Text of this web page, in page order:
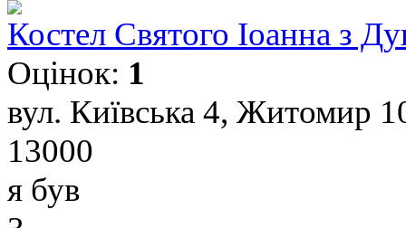
Костел Святого Іоанна з
Оцінок: 1
вул. Київська 4, Житомир
13000
я був